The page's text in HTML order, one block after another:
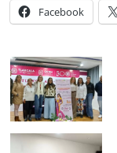
Facebook